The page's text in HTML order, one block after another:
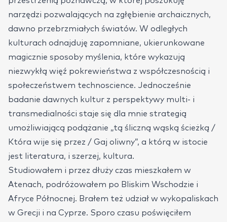
narzędzi pozwalających na zgłębienie archaicznych,
dawno przebrzmiałych światów. W odległych
kulturach odnajduję zapomniane, ukierunkowane
magicznie sposoby myślenia, które wykazują
niezwykłą więź pokrewieństwa z współczesnością i
społeczeństwem technoscience. Jednocześnie
badanie dawnych kultur z perspektywy multi- i
transmedialności staje się dla mnie strategią
umożliwiającą podążanie „tą śliczną wąską ścieżką /
Która wije się przez / Gaj oliwny”, a którą w istocie
jest literatura, i szerzej, kultura.
Studiowałem i przez dłuży czas mieszkałem w
Atenach, podróżowałem po Bliskim Wschodzie i
Afryce Północnej. Brałem też udział w wykopaliskach
w Grecji i na Cyprze. Sporo czasu poświęciłem